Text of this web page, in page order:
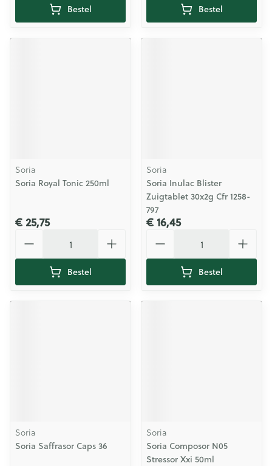
Bestel Bestel
Soria
Soria Royal Tonic 250ml
€ 25,75
Bestel
Soria
Soria Inulac Blister
Zuigtablet 30x2g Cfr 1258-
797
€ 16,45
Bestel
Soria
Soria Saffrasor Caps 36
Soria
Soria Composor N05
Stressor Xxi 50ml